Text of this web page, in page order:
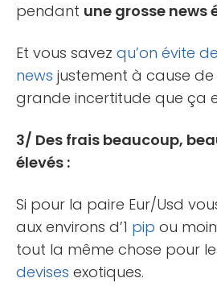
pendant une grosse news
Et vous savez qu’on évite
news justement à cause
grande incertitude que ça
3/ Des frais beaucoup,
élevés :
Si pour la paire Eur/Usd
aux environs d’1 pip ou
tout la même chose pour
devises exotiques.